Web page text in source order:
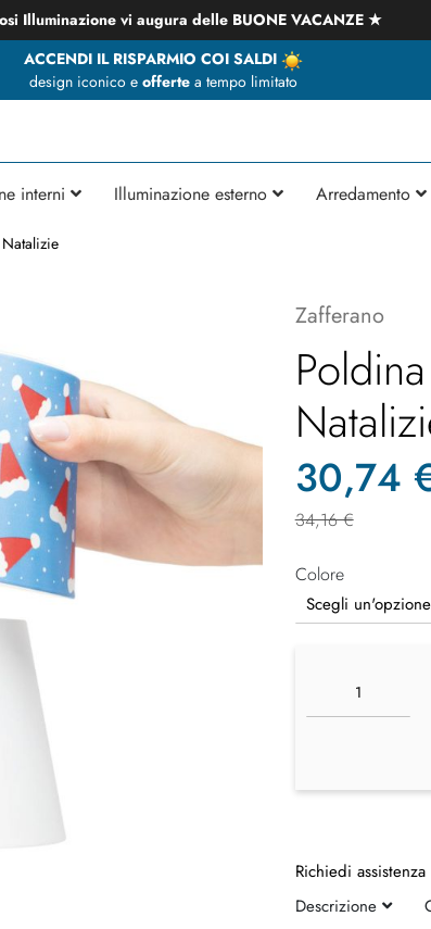
Illuminazione vi augura delle BUONE VACANZE ★
ACCENDI IL RISPARMIO COI SALDI
design iconico e offertea tempo limitato
interni Illuminazione esterno Arredamento
Zafferano
30,74
34,16 €
Colore
Richiedi assistenza
Descrizione